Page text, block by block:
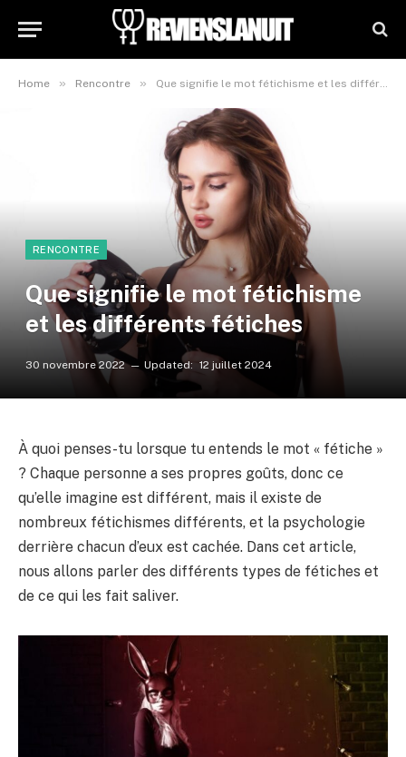
Home » Rencontre » Que signifie le mot fétichisme et les différents fétiches
RENCONTRE
Que signifie le mot fétichisme
et les différents fétiches
30 novembre 2022 Updated: 12 juillet 2024
À quoi penses-tu lorsque tu entends le mot « fétiche »
? Chaque personne a ses propres goûts, donc ce
qu’elle imagine est différent, mais il existe de
nombreux fétichismes différents, et la psychologie
derrière chacun d’eux est cachée. Dans cet article,
nous allons parler des différents types de fétiches et
de ce qui les fait saliver.